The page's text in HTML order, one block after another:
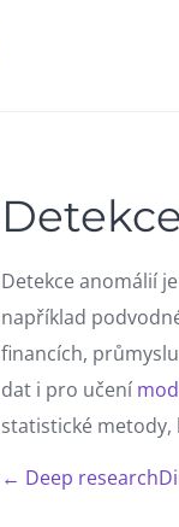
Detekce anomálií
například
financích,
dat i pro učení
statistické
← Deep research